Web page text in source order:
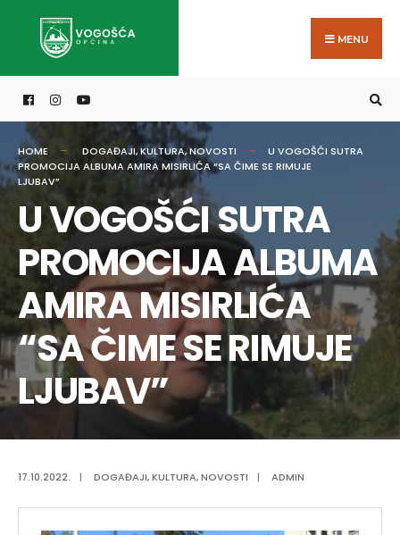
MENU
HOME DOGAĐAJI,KULTURA,NOVOSTI
U VOGOŠĆI SUTRA
PROMOCIJA ALBUMA AMIRA MISIRLIĆA “SA ČIME SE RIMUJE
LJUBAV”
U VOGOŠĆI SUTRA
PROMOCIJA ALBUMA
AMIRA MISIRLIĆA
“SA ČIME SE RIMUJE
LJUBAV”
17.10.2022. | DOGAĐAJI,KULTURA,NOVOSTI | ADMIN
for: